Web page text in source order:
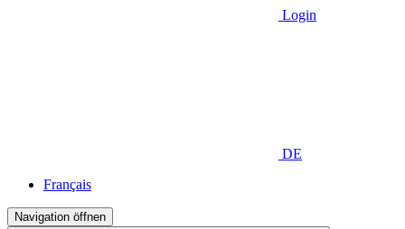
Login
DE
Français
Navigation öffnen